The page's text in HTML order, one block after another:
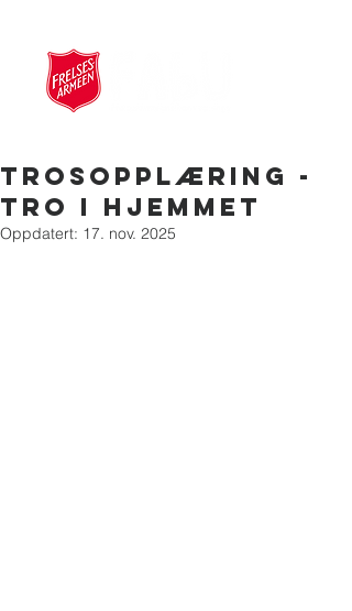
Trosopplæring -
tro i hjemmet
Oppdatert: 17. nov. 2025